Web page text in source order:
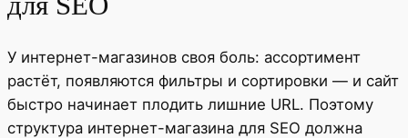
У интернет-магазинов своя боль: ассортимент
растёт, появляются фильтры и сортировки — и сайт
быстро начинает плодить лишние URL. Поэтому
структура интернет-магазина для SEO должна